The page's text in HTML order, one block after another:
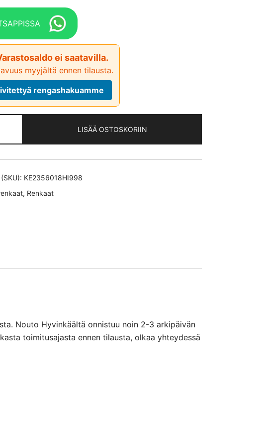
ei saatavilla.
myyjältä ennen tilausta.
rengashakuamme
XL
LISÄÄ OSTOSKORIIN
KE2356018HI998
, Renkaat
Nouto Hyvinkäältä onnistuu noin 2-3 arkipäivän
toimitusajasta ennen tilausta, olkaa yhteydessä